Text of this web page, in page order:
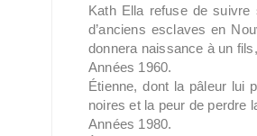
Kath Ella refuse de
d’anciens esclaves en
donnera naissance à un
Années 1960.
Étienne, dont la pâleur lui
noires et la peur de perdre
Années 1980.